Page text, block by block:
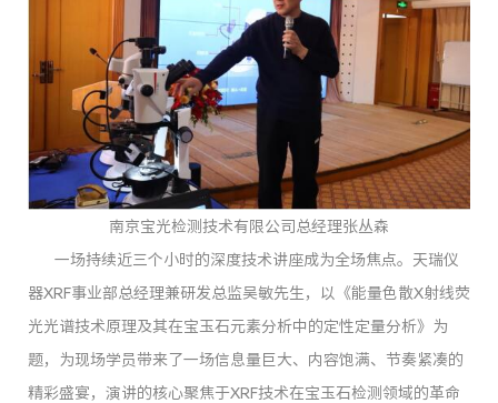
南京宝光检测技术有限公司总经理张丛森
一场持续近三个小时的深度技术讲座成为全场焦点。天瑞仪
器XRF事业部总经理兼研发总监吴敏先生，以《能量色散X射线荧
光光谱技术原理及其在宝玉石元素分析中的定性定量分析》为
题，为现场学员带来了一场信息量巨大、内容饱满、节奏紧凑的
精彩盛宴，演讲的核心聚焦于XRF技术在宝玉石检测领域的革命